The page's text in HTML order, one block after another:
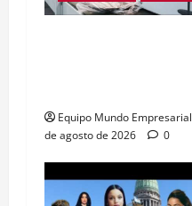
Equipo Mundo Empresarial
de agosto de 2026
0